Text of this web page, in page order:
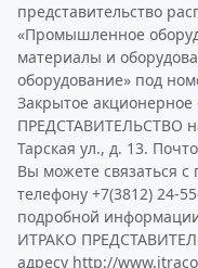
представительство
«Промышленное
материалы и
оборудование» под
Закрытое
ПРЕДСТАВИТЕЛЬСТВО
Тарская ул., д. 13.
Вы можете связаться
телефону +7(3812) 24-
подробной
ИТРАКО
адресу http://